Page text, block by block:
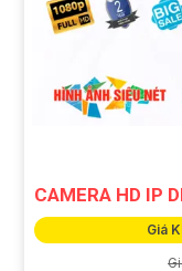
CAMERA HD IP
Giá